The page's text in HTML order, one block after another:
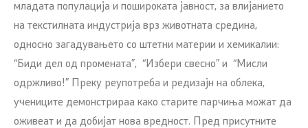
младата популација и пошироката јавност, за влијанието
на текстилната индустрија врз животната средина,
односно загадувањето со штетни материи и хемикалии:
“Биди дел од промената”, “Избери свесно” и “Мисли
одржливо!” Преку реупотреба и редизајн на облека,
учениците демонстрираа како старите парчиња можат да
оживеат и да добијат нова вредност. Пред присутните